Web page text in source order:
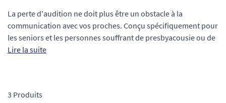
La perte d'audition ne doit plus être un obstacle à la
communication avec vos proches. Conçu spécifiquement pour
les seniors et les personnes souffrant de presbyacousie ou de
déficiences auditives sévères, le
puissantes et respecte les normes de compatibilité avec les
Lire la suite
3 Produits